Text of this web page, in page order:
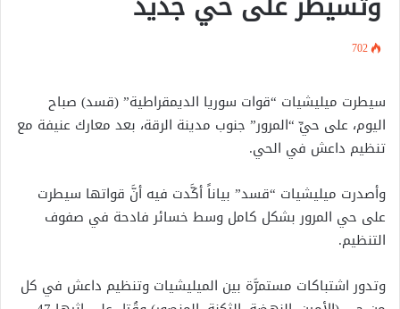
702
سيطرت ميليشيات “قوات سوريا الديمقراطية” (قسد) صباح
اليوم، على حيِّ “المرور” جنوب مدينة الرقة، بعد معارك عنيفة مع
تنظيم داعش في الحي.
وأصدرت ميليشيات “قسد” بياناً أكَّدت فيه أنَّ قواتها سيطرت
على حي المرور بشكل كامل وسط خسائر فادحة في صفوف
التنظيم.
وتدور اشتباكات مستمرَّة بين الميليشيات وتنظيم داعش في كل